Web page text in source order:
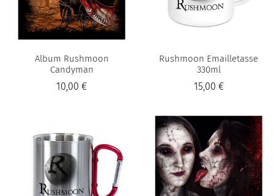
Album Rushmoon
Candyman
10,00 €
Rushmoon Emailletasse
330ml
15,00 €